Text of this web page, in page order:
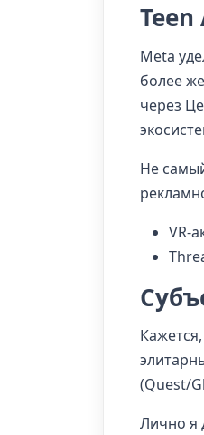
Meta
более
через
Не
VR-
(Quest/
Лично я